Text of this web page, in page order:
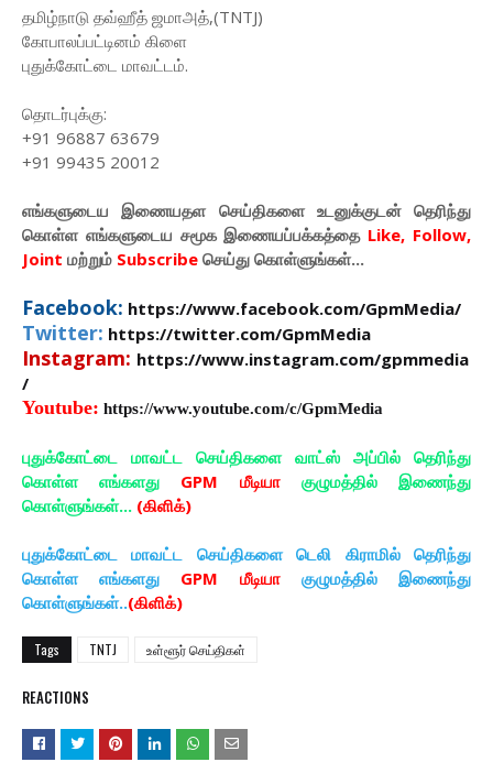
தமிழ்நாடு தவ்ஹீத் ஜமாஅத்,(TNTJ)
கோபாலப்பட்டினம் கிளை
புதுக்கோட்டை மாவட்டம்.
தொடர்புக்கு:
+91 96887 63679
+91 99435 20012
எங்களுடைய இணையதள செய்திகளை உடனுக்குடன் தெரிந்து
கொள்ள எங்களுடைய சமூக இணையப்பக்கத்தை Like, Follow,
Joint மற்றும் Subscribe செய்து கொள்ளுங்கள்...
Facebook: https://www.facebook.com/GpmMedia/
Twitter: https://twitter.com/GpmMedia
Instagram: https://www.instagram.com/gpmmedia
/
Youtube: https://www.youtube.com/c/GpmMedia
புதுக்கோட்டை மாவட்ட செய்திகளை வாட்ஸ் அப்பில் தெரிந்து
கொள்ள எங்களது GPM மீடியாகுழுமத்தில் இணைந்து
கொள்ளுங்கள்... (கிளிக்)
புதுக்கோட்டை மாவட்ட செய்திகளை டெலி கிராமில் தெரிந்து
கொள்ள எங்களது GPM மீடியாகுழுமத்தில் இணைந்து
கொள்ளுங்கள்..(கிளிக்)
Tags TNTJ உள்ளூர் செய்திகள்
REACTIONS